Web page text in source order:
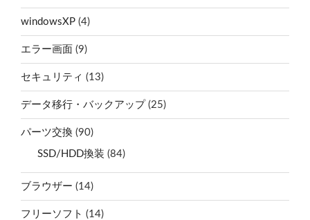
windowsXP (4)
エラー画面 (9)
セキュリティ (13)
データ移行・バックアップ (25)
パーツ交換 (90)
SSD/HDD換装 (84)
ブラウザー (14)
フリーソフト (14)